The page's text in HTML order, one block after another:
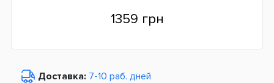
1359 грн
Доставка: 7-10 раб. дней